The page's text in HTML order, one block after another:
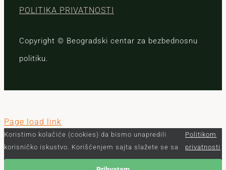
POLITIKA PRIVATNOSTI
Copyright © Beogradski centar za bezbednosnu
politiku.
Page load link
Koristimo kolačiće (cookies) da bismo unapredili
korisničko iskustvo. Korišćenjem sajta slažete se sa
Politikom
privatnosti